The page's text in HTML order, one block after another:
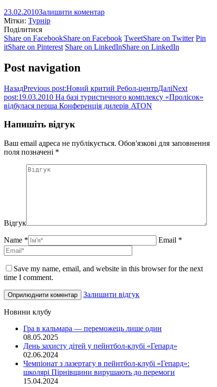
23.02.2010Залишити коментар
Мітки: Турнір
Поділитися
Share on FacebookShare on Facebook TweetShare on Twitter Pin
itShare on Pinterest Share on LinkedInShare on LinkedIn
Post navigation
НазадPrevious post:Новий критий Ребол-центрДаліNext
post:19.03.2010 На базі туристичного комплексу «Пролісок»
відбулася перша Конференція дилерів ATON
Напишіть відгук
Ваш email адреса не публікується. Обов'язкові для заповнення
поля позначені *
Відгук
Name * Email *
Save my name, email, and website in this browser for the next
time I comment.
Залишити відгук
Новини клубу
Гра в кальмара — переможець лише один
08.05.2025
День захисту дітей у пейнтбол-клубі «Гепард»
02.06.2024
Чемпіонат з лазертагу в пейнтбол-клубі «Гепард»:
школярі Пірнівщини вирушають до перемоги
15.04.2024